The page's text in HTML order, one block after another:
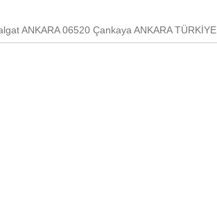
ANKARA 06520 Çankaya ANKARA TÜRKİYE